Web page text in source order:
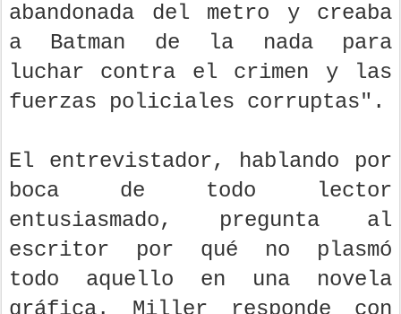
abandonada del metro y creaba
a Batman de la nada para
luchar contra el crimen y las
fuerzas policiales corruptas".
El entrevistador, hablando por
boca de todo lector
entusiasmado, pregunta al
escritor por qué no plasmó
todo aquello en una novela